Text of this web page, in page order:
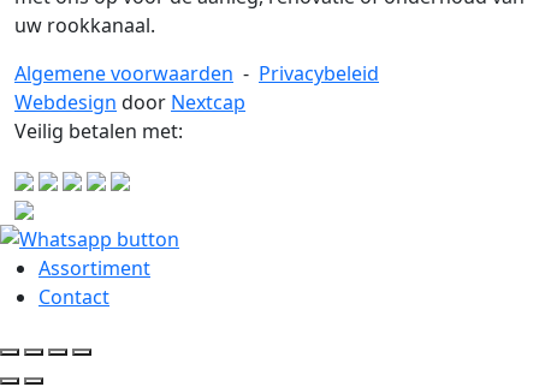
uw rookkanaal.
Algemene voorwaarden - Privacybeleid
Webdesign door Nextcap
Veilig betalen met:
Assortiment
Contact